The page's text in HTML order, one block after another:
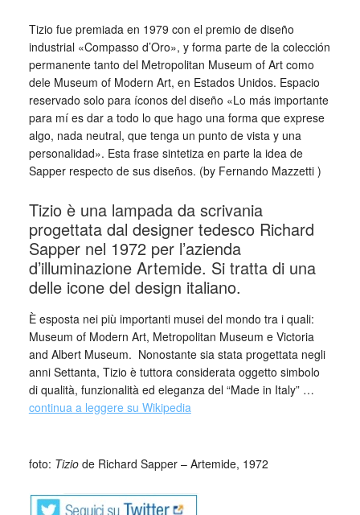
Tizio fue premiada en 1979 con el premio de diseño
industrial «Compasso d’Oro», y forma parte de la colección
permanente tanto del Metropolitan Museum of Art como
dele Museum of Modern Art, en Estados Unidos. Espacio
reservado solo para íconos del diseño «Lo más importante
para mí es dar a todo lo que hago una forma que exprese
algo, nada neutral, que tenga un punto de vista y una
personalidad». Esta frase sintetiza en parte la idea de
Sapper respecto de sus diseños. (by Fernando Mazzetti )
Tizio è una lampada da scrivania
progettata dal designer tedesco Richard
Sapper nel 1972 per l’azienda
d’illuminazione Artemide. Si tratta di una
delle icone del design italiano.
È esposta nei più importanti musei del mondo tra i quali:
Museum of Modern Art, Metropolitan Museum e Victoria
and Albert Museum. Nonostante sia stata progettata negli
anni Settanta, Tizio è tuttora considerata oggetto simbolo
di qualità, funzionalità ed eleganza del “Made in Italy” …
continua a leggere su Wikipedia
foto: Tiziode Richard Sapper – Artemide, 1972